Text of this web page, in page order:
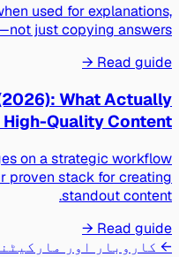
used for explanations,
just copying answers.
Read guide →
What Actually
High-Quality Content
on a strategic workflow
proven stack for creating
standout content.
Read guide →
← کاروبار اور